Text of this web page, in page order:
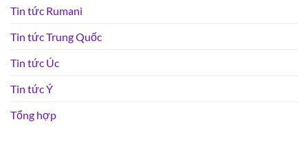
Tin tức Rumani
Tin tức Trung Quốc
Tin tức Úc
Tin tức Ý
Tổng hợp